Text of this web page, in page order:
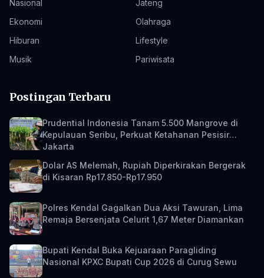
Nasional
Jateng
Ekonomi
Olahraga
Hiburan
Lifestyle
Musik
Pariwisata
Postingan Terbaru
Prudential Indonesia Tanam 5.500 Mangrove di
Kepulauan Seribu, Perkuat Ketahanan Pesisir
Jakarta
Dolar AS Melemah, Rupiah Diperkirakan Bergerak
di Kisaran Rp17.850-Rp17.950
Polres Kendal Gagalkan Dua Aksi Tawuran, Lima
Remaja Bersenjata Celurit 1,67 Meter Diamankan
Bupati Kendal Buka Kejuaraan Paragliding
Nasional KPXC Bupati Cup 2026 di Curug Sewu